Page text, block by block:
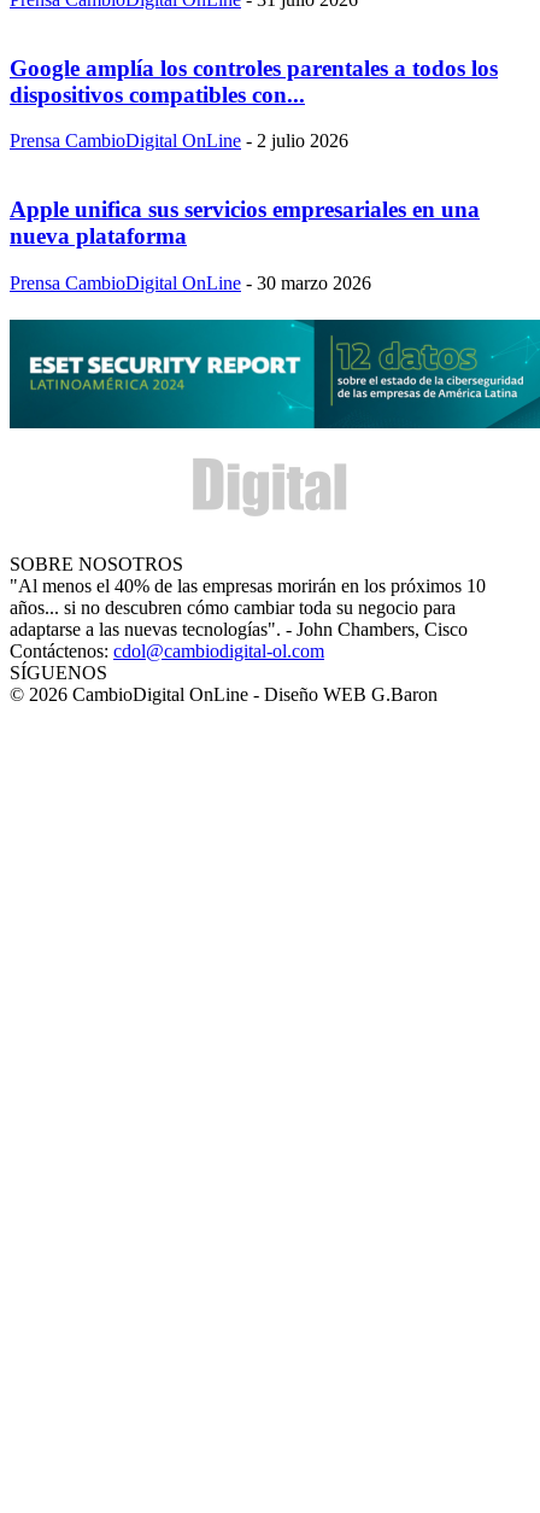
Google amplía los controles parentales a todos los
dispositivos compatibles con...
Prensa CambioDigital OnLine - 2 julio 2026
Apple unifica sus servicios empresariales en una
nueva plataforma
Prensa CambioDigital OnLine - 30 marzo 2026
SOBRE NOSOTROS
"Al menos el 40% de las empresas morirán en los próximos 10
años... si no descubren cómo cambiar toda su negocio para
adaptarse a las nuevas tecnologías". - John Chambers, Cisco
Contáctenos: cdol@cambiodigital-ol.com
SÍGUENOS
© 2026 CambioDigital OnLine - Diseño WEB G.Baron